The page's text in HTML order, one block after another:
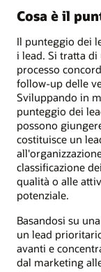
Cosa è il
Il punteggio dei
i lead. Si tratta
processo
follow-up delle
Sviluppando in
punteggio dei
possono
costituisce un
classificazione
qualità o alle
potenziale.
Basandosi su
un lead
avanti e
dal marketing